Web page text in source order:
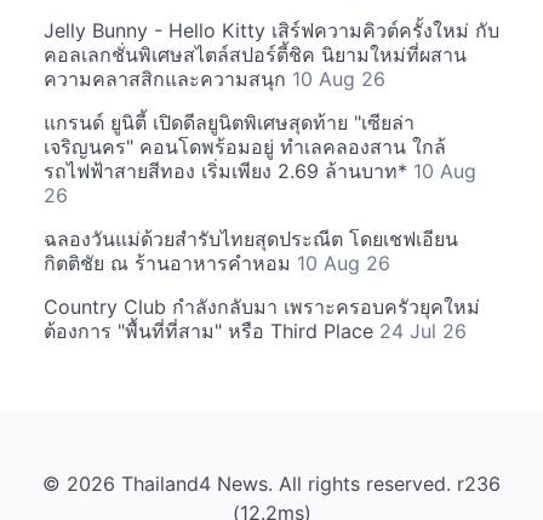
Jelly Bunny - Hello Kitty เสิร์ฟความคิวต์ครั้งใหม่ กับ
คอลเลกชั่นพิเศษสไตล์สปอร์ตี้ชิค นิยามใหม่ที่ผสาน
ความคลาสสิกและความสนุก 10 Aug 26
แกรนด์ ยูนิตี้ เปิดดีลยูนิตพิเศษสุดท้าย "เซียล่า
เจริญนคร" คอนโดพร้อมอยู่ ทำเลคลองสาน ใกล้
รถไฟฟ้าสายสีทอง เริ่มเพียง 2.69 ล้านบาท* 10 Aug
26
ฉลองวันแม่ด้วยสำรับไทยสุดประณีต โดยเชฟเอียน
กิตติชัย ณ ร้านอาหารคำหอม 10 Aug 26
Country Club กำลังกลับมา เพราะครอบครัวยุคใหม่
ต้องการ "พื้นที่ที่สาม" หรือ Third Place 24 Jul 26
© 2026 Thailand4 News. All rights reserved. r236
(12.2ms)